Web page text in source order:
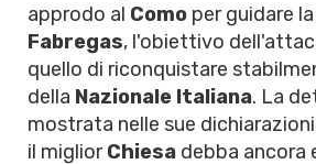
approdo al Como per guidare
Fabregas, l'obiettivo
quello di riconquistare
della Nazionale Italiana. La
mostrata nelle sue
il migliorChiesa debba ancora